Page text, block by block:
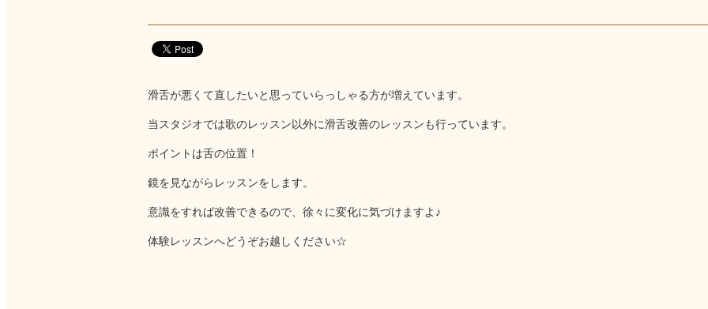
滑舌が悪くて直したいと思っていらっしゃる方が増えています。
当スタジオでは歌のレッスン以外に滑舌改善のレッスンも行っています。
ポイントは舌の位置！
鏡を見ながらレッスンをします。
意識をすれば改善できるので、徐々に変化に気づけますよ♪
体験レッスンへどうぞお越しください☆